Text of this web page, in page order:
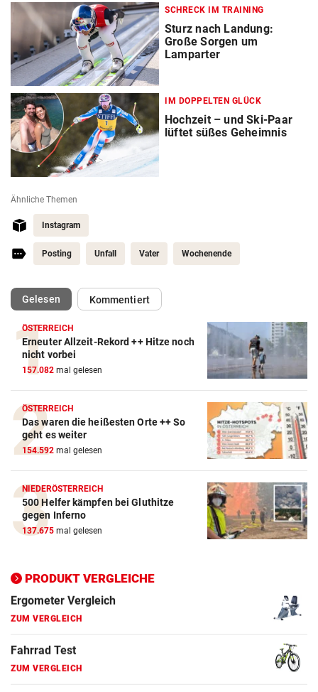
SCHRECK IM TRAINING
Sturz nach Landung:
Große Sorgen um
Lamparter
IM DOPPELTEN GLÜCK
Hochzeit – und Ski-Paar
lüftet süßes Geheimnis
Ähnliche Themen
Instagram
Posting Unfall Vater Wochenende
Gelesen(ausgewählt)Kommentiert
ÖSTERREICH
Erneuter Allzeit-Rekord ++ Hitze noch
nicht vorbei
157.082 mal gelesen
ÖSTERREICH
Das waren die heißesten Orte ++ So
geht es weiter
154.592 mal gelesen
NIEDERÖSTERREICH
500 Helfer kämpfen bei Gluthitze
gegen Inferno
137.675 mal gelesen
PRODUKT VERGLEICHE
Action-Cam Vergleich
ZUM VERGLEICH
Crosstrainer Vergleich
ZUM VERGLEICH
E-Bike Vergleich
ZUM VERGLEICH
Elektro-Scooter Vergleich
ZUM VERGLEICH
ZUM VERGLEICH
Fahrrad Test
ZUM VERGLEICH
Fahrradanhänger Vergleich
ZUM VERGLEICH